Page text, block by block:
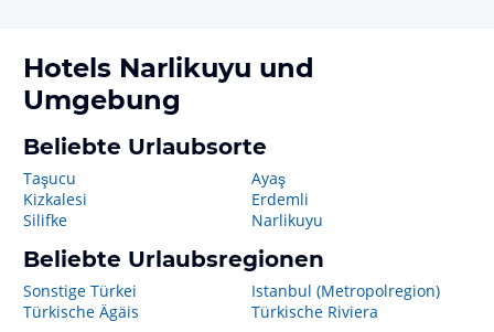
Hotels Narlikuyu und
Umgebung
Beliebte Urlaubsorte
Taşucu
Kizkalesi
Silifke
Ayaş
Erdemli
Narlikuyu
Beliebte Urlaubsregionen
Sonstige Türkei
Türkische Ägäis
Istanbul (Metropolregion)
Türkische Riviera